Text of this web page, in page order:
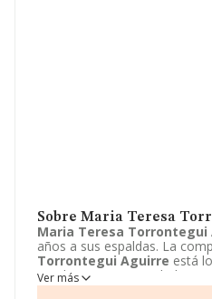
Sobre Maria Teresa
Maria Teresa Torrontegui
años a sus espaldas. La
Torrontegui Aguirre está
Landesa, 5. Su actividad
Servicios de bebidas.Maria
Ver más